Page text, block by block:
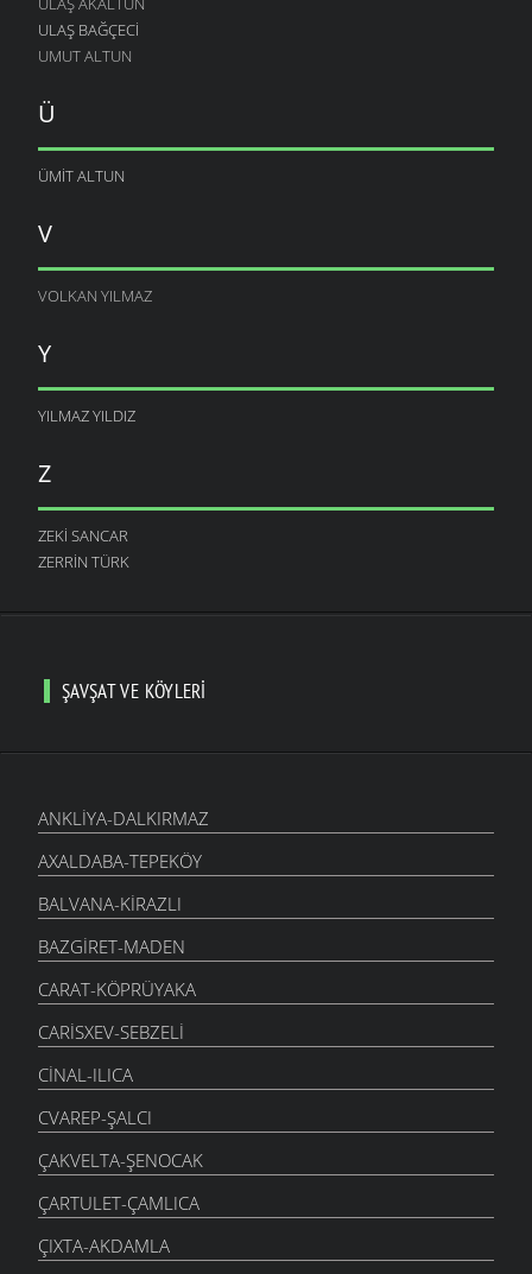
ULAŞ BAĞÇECI
UMUT ALTUN
Ü
ÜMIT ALTUN
V
VOLKAN YILMAZ
Y
YILMAZ YILDIZ
Z
ZEKI SANCAR
ZERRIN TÜRK
ŞAVŞAT VE KÖYLERI
ANKLIYA-DALKIRMAZ
AXALDABA-TEPEKÖY
BALVANA-KIRAZLI
BAZGIRET-MADEN
CARAT-KÖPRÜYAKA
CARISXEV-SEBZELI
CINAL-ILICA
CVAREP-ŞALCI
ÇAKVELTA-ŞENOCAK
ÇARTULET-ÇAMLICA
ÇIXTA-AKDAMLA